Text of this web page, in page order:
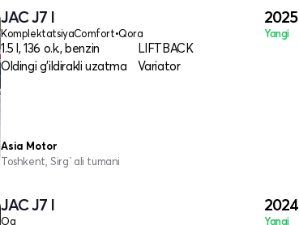
JAC J7 I
KomplektatsiyaComfort•Qora
1.5 l, 136 o.k., benzin
LIFTBACK
Oldingi g'ildirakli uzatma
Variator
2025
Yangi
Asia Motor
Toshkent, Sirg`ali tumani
JAC J7 I
Oq
2024
Yangi